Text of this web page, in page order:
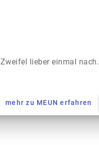
lieber einmal
mehr zu MEUN erfahren